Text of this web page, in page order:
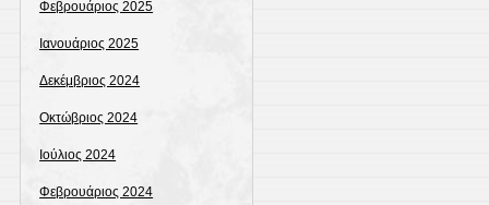
Φεβρουάριος 2025
Ιανουάριος 2025
Δεκέμβριος 2024
Οκτώβριος 2024
Ιούλιος 2024
Φεβρουάριος 2024